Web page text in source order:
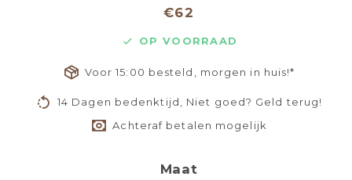
€62
OP VOORRAAD
Voor 15:00 besteld, morgen in huis!*
14 Dagen bedenktijd, Niet goed? Geld terug!
Achteraf betalen mogelijk
Maat